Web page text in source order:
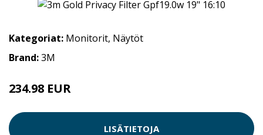
Kategoriat: Monitorit, Näytöt
Brand:3M
234.98 EUR
LISÄTIETOJA